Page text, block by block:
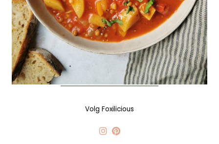
Volg Foxilicious